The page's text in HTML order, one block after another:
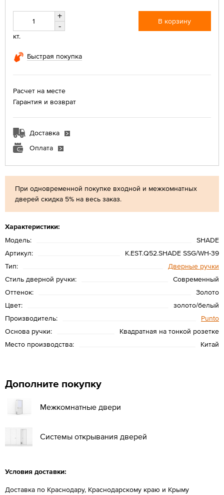
При одновременной покупке входной и межкомнатных
дверей скидка 5% на весь заказ.
Характеристики:
Модель:
SHADE
Артикул:
K.EST.Q52.SHADE SSG/WH-39
Тип:
Дверные ручки
Стиль дверной ручки:
Современный
Оттенок:
Золото
Цвет:
золото/белый
Производитель:
Punto
Основа ручки:
Квадратная на тонкой розетке
Место производства:
Китай
+
-
кт.
В корзину
Быстрая покупка
Расчет на месте
Гарантия и возврат
Доставка
Оплата
Дополните покупку
Межкомнатные двери
Системы открывания дверей
Условия доставки:
Доставка по Краснодару, Краснодарскому краю и Крыму